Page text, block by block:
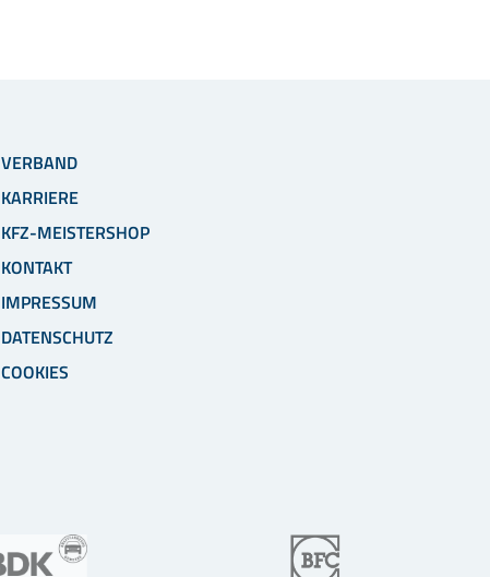
VERBAND
KARRIERE
KFZ-MEISTERSHOP
KONTAKT
IMPRESSUM
DATENSCHUTZ
COOKIES